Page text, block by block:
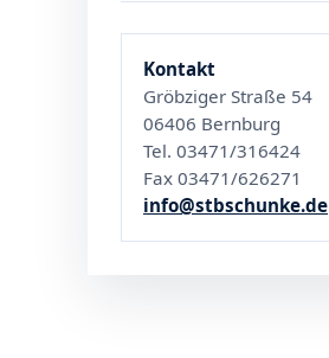
Kontakt
Gröbziger Straße 54
06406 Bernburg
Tel. 03471/316424
Fax 03471/626271
info@stbschunke.de